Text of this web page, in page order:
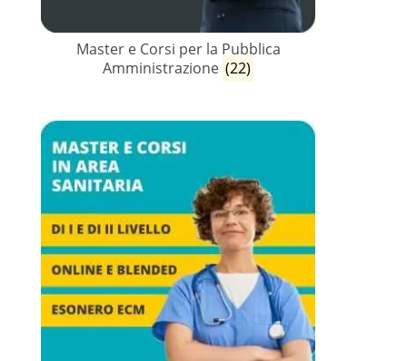
Master e Corsi per la Pubblica
Amministrazione (22)